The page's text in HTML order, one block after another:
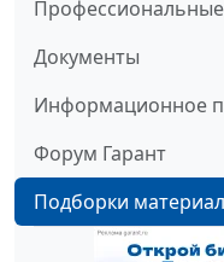
Документы
Информационное
Форум Гарант
Подборки